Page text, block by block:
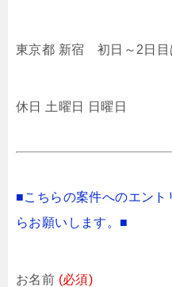
東京都 新宿 初日～2日目
休日 土曜日 日曜日
■こちらの案件へのエン
らお願いします。■
お名前 (必須)